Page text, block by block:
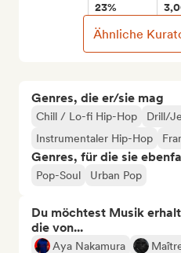
Genres, die er/sie mag
Chill / Lo-fi Hip-Hop Drill/
Instrumentaler Hip-Hop
Genres, für die sie
Pop-Soul Urban Pop
Du möchtest Musik
die von...
Aya Nakamura
23%
Ähnliche